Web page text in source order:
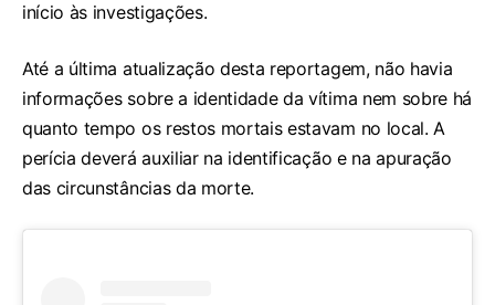
início às investigações.
Até a última atualização desta reportagem, não havia
informações sobre a identidade da vítima nem sobre há
quanto tempo os restos mortais estavam no local. A
perícia deverá auxiliar na identificação e na apuração
das circunstâncias da morte.